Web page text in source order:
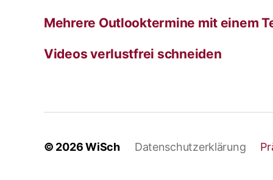
Mehrere Outlooktermine mit einem
Videos verlustfrei schneiden
© 2026WiSch Datenschutzerklärung